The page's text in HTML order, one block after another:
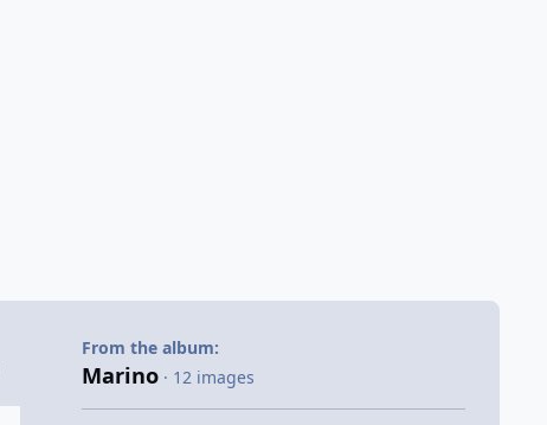
From the album:
Marino · 12 images